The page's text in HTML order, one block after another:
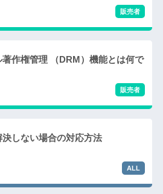
著作権管理 （DRM）機能とは何で
決しない場合の対応方法